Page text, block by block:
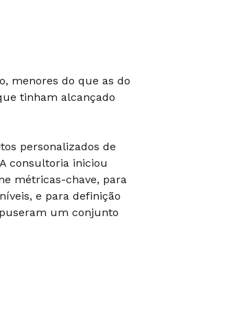
menores do que as do
tinham alcançado
personalizados de
consultoria iniciou
métricas-chave, para
e para definição
um conjunto